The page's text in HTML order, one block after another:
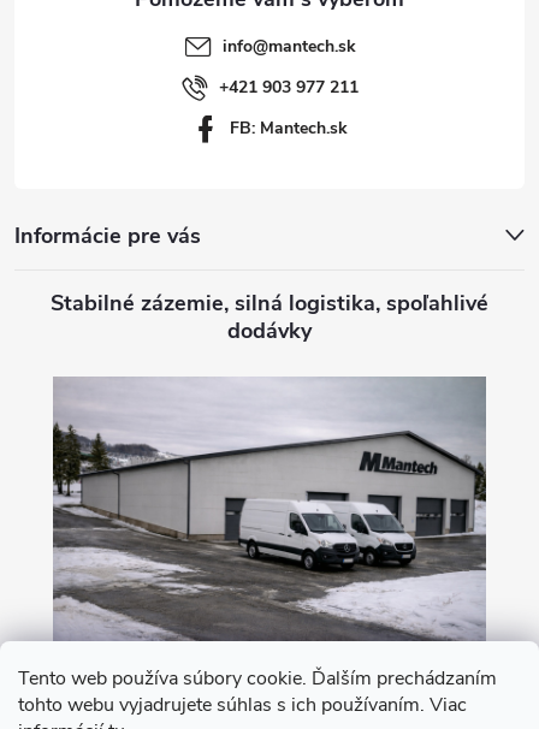
Tento web používa súbory cookie. Ďalším prechádzaním
tohto webu vyjadrujete súhlas s ich používaním. Viac
info@mantech.sk
+421 903 977 211
FB: Mantech.sk
Informácie pre vás
Stabilné zázemie, silná logistika, spoľahlivé
dodávky
Nákup na leasing s 0% akontáciou